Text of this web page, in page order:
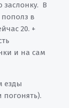
заслонку. В
пополз в
20. +
и на сам
езды